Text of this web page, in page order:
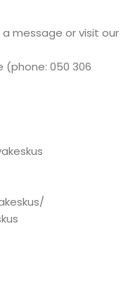
message or visit our
(phone: 050 306